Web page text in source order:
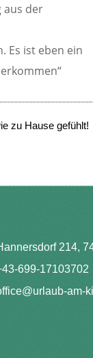
aus der
Es ist eben ein
zu Hause gefühlt!
214,
699-17103702
am-